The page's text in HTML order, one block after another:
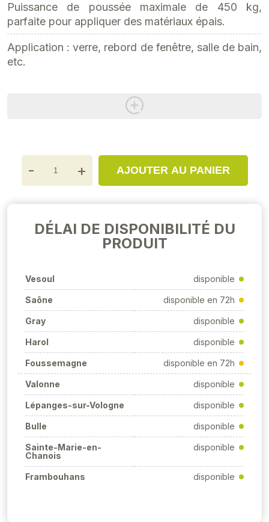
Puissance de poussée maximale de 450 kg,
parfaite pour appliquer des matériaux épais.
Application : verre, rebord de fenêtre, salle de bain,
etc.
- + AJOUTER AU PANIER
DÉLAI DE DISPONIBILITÉ DU
PRODUIT
Vesoul disponible
Saône disponible en 72h
Gray disponible
Harol disponible
Foussemagne disponible en 72h
Valonne disponible
Lépanges-sur-Vologne disponible
Bulle disponible
Sainte-Marie-en-
Chanois
disponible
Frambouhans disponible